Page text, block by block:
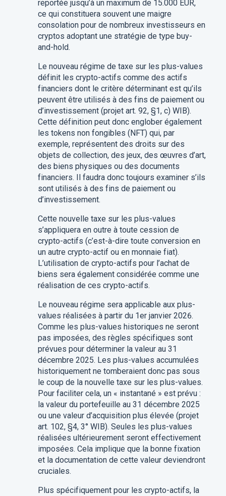
reportée jusqu’à un maximum de 15.000 EUR,
ce qui constituera souvent une maigre
consolation pour de nombreux investisseurs en
cryptos adoptant une stratégie de type buy-
and-hold.
Le nouveau régime de taxe sur les plus-values
définit les crypto-actifs comme des actifs
financiers dont le critère déterminant est qu’ils
peuvent être utilisés à des fins de paiement ou
d’investissement (projet art. 92, §1, c) WIB).
Cette définition peut donc englober également
les tokens non fongibles (NFT) qui, par
exemple, représentent des droits sur des
objets de collection, des jeux, des œuvres d’art,
des biens physiques ou des documents
financiers. Il faudra donc toujours examiner s’ils
sont utilisés à des fins de paiement ou
d’investissement.
Cette nouvelle taxe sur les plus-values
s’appliquera en outre à toute cession de
crypto-actifs (c’est-à-dire toute conversion en
un autre crypto-actif ou en monnaie fiat).
L’utilisation de crypto-actifs pour l’achat de
biens sera également considérée comme une
réalisation de ces crypto-actifs.
Le nouveau régime sera applicable aux plus-
values réalisées à partir du 1er janvier 2026.
Comme les plus-values historiques ne seront
pas imposées, des règles spécifiques sont
prévues pour déterminer la valeur au 31
décembre 2025. Les plus-values accumulées
historiquement ne tomberaient donc pas sous
le coup de la nouvelle taxe sur les plus-values.
Pour faciliter cela, un « instantané » est prévu :
la valeur du portefeuille au 31 décembre 2025
ou une valeur d’acquisition plus élevée (projet
art. 102, §4, 3° WIB). Seules les plus-values
réalisées ultérieurement seront effectivement
imposées. Cela implique que la bonne fixation
et la documentation de cette valeur deviendront
cruciales.
Plus spécifiquement pour les crypto-actifs, la